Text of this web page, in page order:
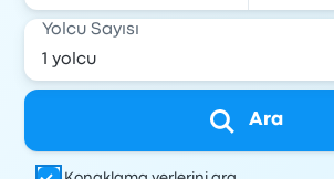
Yolcu Sayısı
Ara